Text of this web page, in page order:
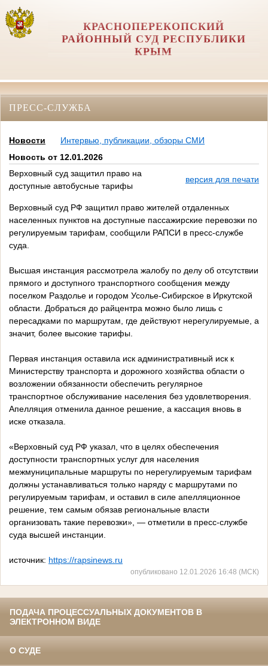
КРАСНОПЕРЕКОПСКИЙ
РАЙОННЫЙ СУД РЕСПУБЛИКИ
КРЫМ
ПРЕСС-СЛУЖБА
Новости
Интервью, публикации, обзоры СМИ
Новость от 12.01.2026
Верховный суд защитил право на
доступные автобусные тарифы
версия для печати
Верховный суд РФ защитил право жителей отдаленных
населенных пунктов на доступные пассажирские перевозки по
регулируемым тарифам, сообщили РАПСИ в пресс-службе
суда.
Высшая инстанция рассмотрела жалобу по делу об отсутствии
прямого и доступного транспортного сообщения между
поселком Раздолье и городом Усолье-Сибирское в Иркутской
области. Добраться до райцентра можно было лишь с
пересадками по маршрутам, где действуют нерегулируемые, а
значит, более высокие тарифы.
Первая инстанция оставила иск административный иск к
Министерству транспорта и дорожного хозяйства области о
возложении обязанности обеспечить регулярное
транспортное обслуживание населения без удовлетворения.
Апелляция отменила данное решение, а кассация вновь в
иске отказала.
«Верховный суд РФ указал, что в целях обеспечения
доступности транспортных услуг для населения
межмуниципальные маршруты по нерегулируемым тарифам
должны устанавливаться только наряду с маршрутами по
регулируемым тарифам, и оставил в силе апелляционное
решение, тем самым обязав региональные власти
организовать такие перевозки», — отметили в пресс-службе
суда высшей инстанции.
источник: https://rapsinews.ru
опубликовано 12.01.2026 16:48 (МСК)
ПОДАЧА ПРОЦЕССУАЛЬНЫХ ДОКУМЕНТОВ В
ЭЛЕКТРОННОМ ВИДЕ
О СУДЕ